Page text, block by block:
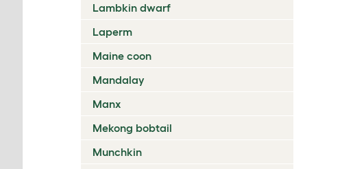
Lambkin dwarf
Laperm
Maine coon
Mandalay
Manx
Mekong bobtail
Munchkin